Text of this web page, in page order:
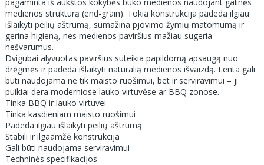
medienos struktūrą (end-grain). Tokia konstrukcija padeda ilgiau
išlaikyti peilių aštrumą, sumažina pjovimo žymių matomumą ir
gerina higieną, nes medienos paviršius mažiau sugeria
nešvarumus.
Dvigubai alyvuotas paviršius suteikia papildomą apsaugą nuo
drėgmės ir padeda išlaikyti natūralią medienos išvaizdą. Lenta gali
būti naudojama ne tik maisto ruošimui, bet ir serviravimui – ji
puikiai dera moderniose lauko virtuvėse ar BBQ zonose.
Tinka BBQ ir lauko virtuvei
Tinka kasdieniam maisto ruošimui
Padeda ilgiau išlaikyti peilių aštrumą
Stabili ir ilgaamžė konstrukcija
Gali būti naudojama serviravimui
Techninės specifikacijos